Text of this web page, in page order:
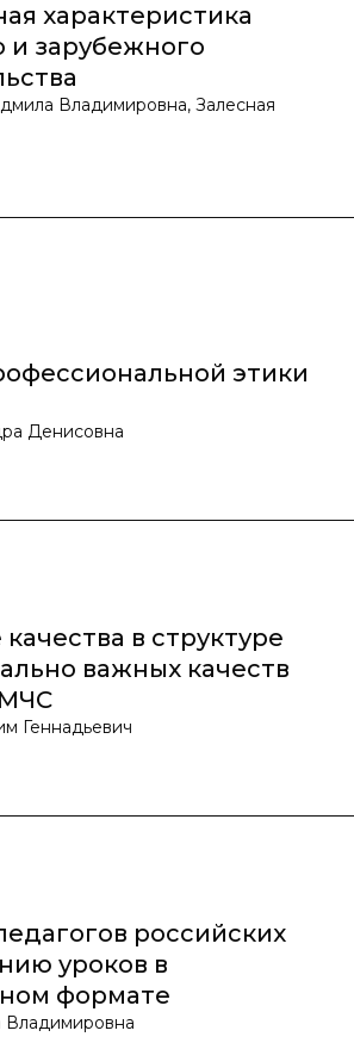
характеристика
и зарубежного
Владимировна, Залесная
этики
Денисовна
в структуре
важных качеств
Геннадьевич
российских
уроков в
формате
Владимировна